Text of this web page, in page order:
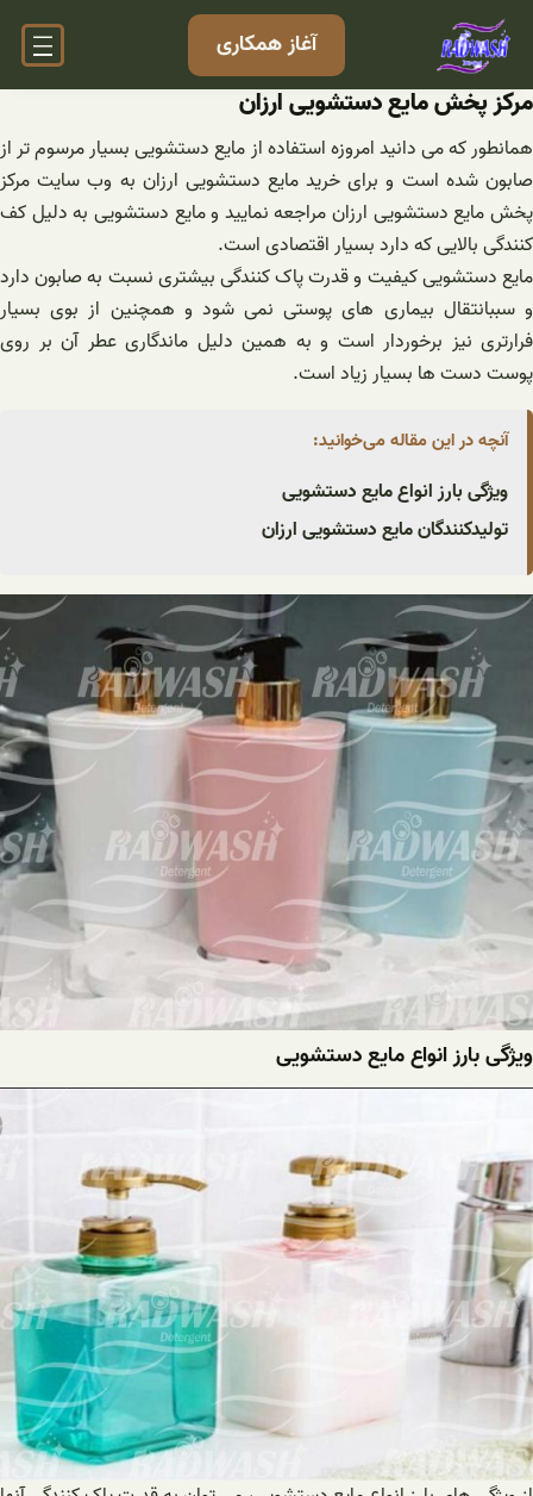
رفتن
آغاز همکاری
مرکز پخش مایع دستشویی ارزان
همانطور که می دانید امروزه استفاده از مایع دستشویی بسیار مرسوم تر از
صابون شده است و برای خرید مایع دستشویی ارزان به وب سایت مرکز
پخش مایع دستشویی ارزان مراجعه نمایید و مایع دستشویی به دلیل کف
کنندگی بالایی که دارد بسیار اقتصادی است.
مایع دستشویی کیفیت و قدرت پاک کنندگی بیشتری نسبت به صابون دارد
و سببانتقال بیماری های پوستی نمی شود و همچنین از بوی بسیار
فرارتری نیز برخوردار است و به همین دلیل ماندگاری عطر آن بر روی
پوست دست ها بسیار زیاد است.
آنچه در این مقاله می‌خوانید:
ویژگی بارز انواع مایع دستشویی
تولیدکنندگان مایع دستشویی ارزان
ویژگی بارز انواع مایع دستشویی